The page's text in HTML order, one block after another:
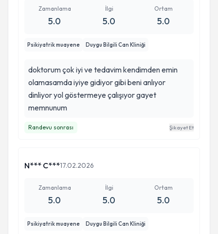
Zamanlama
5.0
İlgi
5.0
Ortam
5.0
Psikiyatrik muayene Duygu Bilgili Can Kliniği
doktorum çok iyi ve tedavim kendimden emin
olamasamda iyiye gidiyor gibi beni anlıyor
dinliyor yol göstermeye çalışıyor gayet
memnunum
Randevu sonrası Şikayet Et
N*** C***17.02.2026
Zamanlama
5.0
İlgi
5.0
Ortam
5.0
Psikiyatrik muayene Duygu Bilgili Can Kliniği